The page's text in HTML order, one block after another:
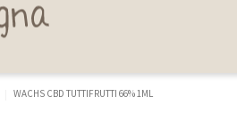
WACHS CBD TUTTIFRUTTI 66% 1ML